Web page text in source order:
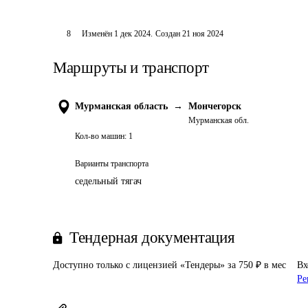
8 Изменён 1 дек 2024. Создан 21 ноя 2024
Маршруты и транспорт
Мурманская область → Мончегорск
Мурманская обл.
Кол-во машин: 1
Варианты транспорта
седельный тягач
Тендерная документация
Доступно только с лицензией «Тендеры» за 750 ₽ в мес